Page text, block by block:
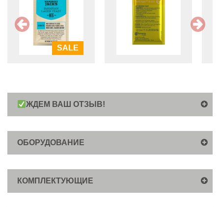
SALE
ЖДЕМ ВАШ ОТЗЫВ!
ОБОРУДОВАНИЕ
КОМПЛЕКТУЮЩИЕ